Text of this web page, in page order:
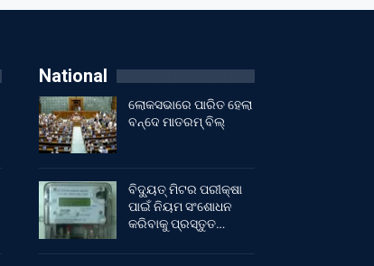
National
ଲୋକସଭାରେ ପାରିତ ହେଲା
ବନ୍ଦେ ମାତରମ୍‌ ବିଲ୍‌
ବିଦ୍ୟୁତ୍ ମିଟର ପରୀକ୍ଷା
ପାଇଁ ନିୟମ ସଂଶୋଧନ
କରିବାକୁ ପ୍ରସ୍ତୁତ…